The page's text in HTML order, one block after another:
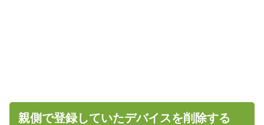
親側で登録していたデバイスを削除する